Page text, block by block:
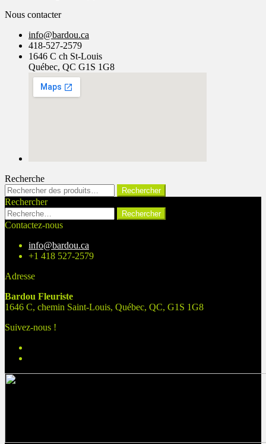
Nous contacter
info@bardou.ca
418-527-2579
1646 C ch St-Louis
Québec, QC G1S 1G8
Recherche
Rechercher :
Rechercher
Rechercher
Rechercher :
Contactez-nous
info@bardou.ca
+1 418 527-2579
Adresse
Bardou Fleuriste
1646 C, chemin Saint-Louis, Québec, QC, G1S 1G8
Suivez-nous !